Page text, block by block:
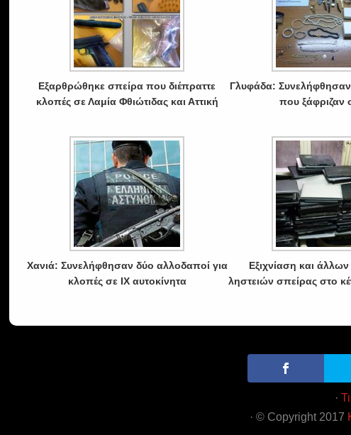
Εξαρθρώθηκε σπείρα που διέπραττε
κλοπές σε Λαμία Φθιώτιδας και Αττική
Γλυφάδα:
που ξάφριζαν
Χανιά: Συνελήφθησαν δύο αλλοδαποί για
κλοπές σε ΙΧ αυτοκίνητα
Εξιχνίαση και
ληστειών σπείρας στο
·
· © Copyright 2017